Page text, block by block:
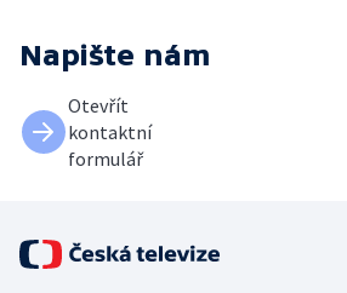
Napište nám
Otevřít
kontaktní
formulář